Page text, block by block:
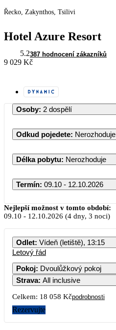
Řecko, Zakynthos, Tsilivi
Hotel Azure Resort
5.2387 hodnocení zákazníků
9 029 Kč
Osoby: 2 dospělí
Odkud pojedete: Nerozhoduje
Délka pobytu: Nerozhoduje
Termín: 09.10 - 12.10.2026
Nejlepší možnost v tomto období:
09.10 - 12.10.2026 (4 dny, 3 noci)
Odlet: Vídeň (letiště), 13:15
Letový řád
Pokoj: Dvoulůžkový pokoj
Strava: All inclusive
Celkem: 18 058 Kčpodrobnosti
Rezervujte